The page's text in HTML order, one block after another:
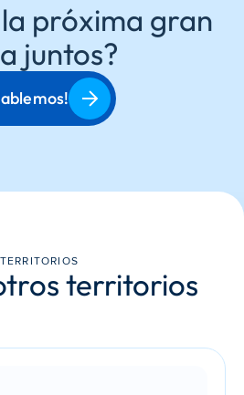
próxima gran
juntos?
TERRITORIOS
territorios